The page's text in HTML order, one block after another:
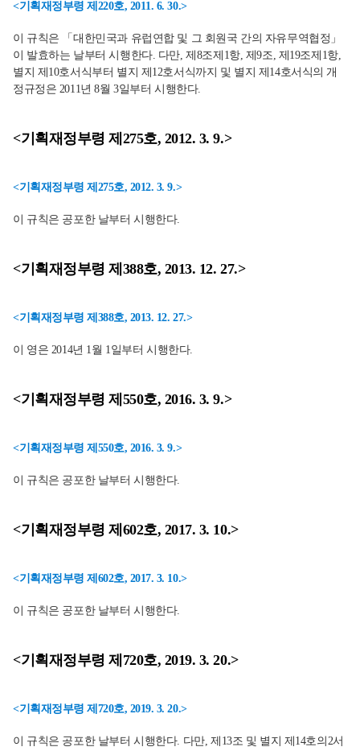
<기획재정부령 제220호, 2011. 6. 30.>
이 규칙은 「대한민국과 유럽연합 및 그 회원국 간의 자유무역협정」
이 발효하는 날부터 시행한다. 다만, 제8조제1항, 제9조, 제19조제1항,
별지 제10호서식부터 별지 제12호서식까지 및 별지 제14호서식의 개
정규정은 2011년 8월 3일부터 시행한다.
<기획재정부령 제275호, 2012. 3. 9.>
<기획재정부령 제275호, 2012. 3. 9.>
이 규칙은 공포한 날부터 시행한다.
<기획재정부령 제388호, 2013. 12. 27.>
<기획재정부령 제388호, 2013. 12. 27.>
이 영은 2014년 1월 1일부터 시행한다.
<기획재정부령 제550호, 2016. 3. 9.>
<기획재정부령 제550호, 2016. 3. 9.>
이 규칙은 공포한 날부터 시행한다.
<기획재정부령 제602호, 2017. 3. 10.>
<기획재정부령 제602호, 2017. 3. 10.>
이 규칙은 공포한 날부터 시행한다.
<기획재정부령 제720호, 2019. 3. 20.>
<기획재정부령 제720호, 2019. 3. 20.>
이 규칙은 공포한 날부터 시행한다. 다만, 제13조 및 별지 제14호의2서